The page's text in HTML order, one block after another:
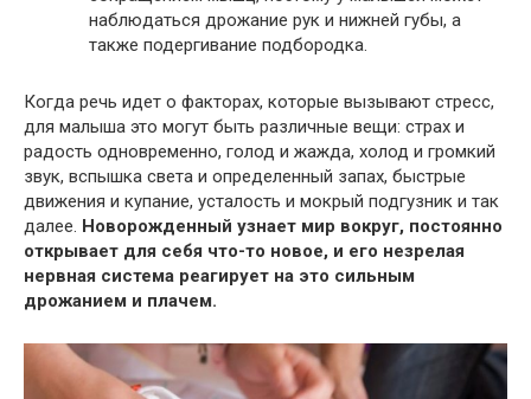
наблюдаться дрожание рук и нижней губы, а
также подергивание подбородка.
Когда речь идет о факторах, которые вызывают стресс,
для малыша это могут быть различные вещи: страх и
радость одновременно, голод и жажда, холод и громкий
звук, вспышка света и определенный запах, быстрые
движения и купание, усталость и мокрый подгузник и так
далее. Новорожденный узнает мир вокруг, постоянно
открывает для себя что-то новое, и его незрелая
нервная система реагирует на это сильным
дрожанием и плачем.